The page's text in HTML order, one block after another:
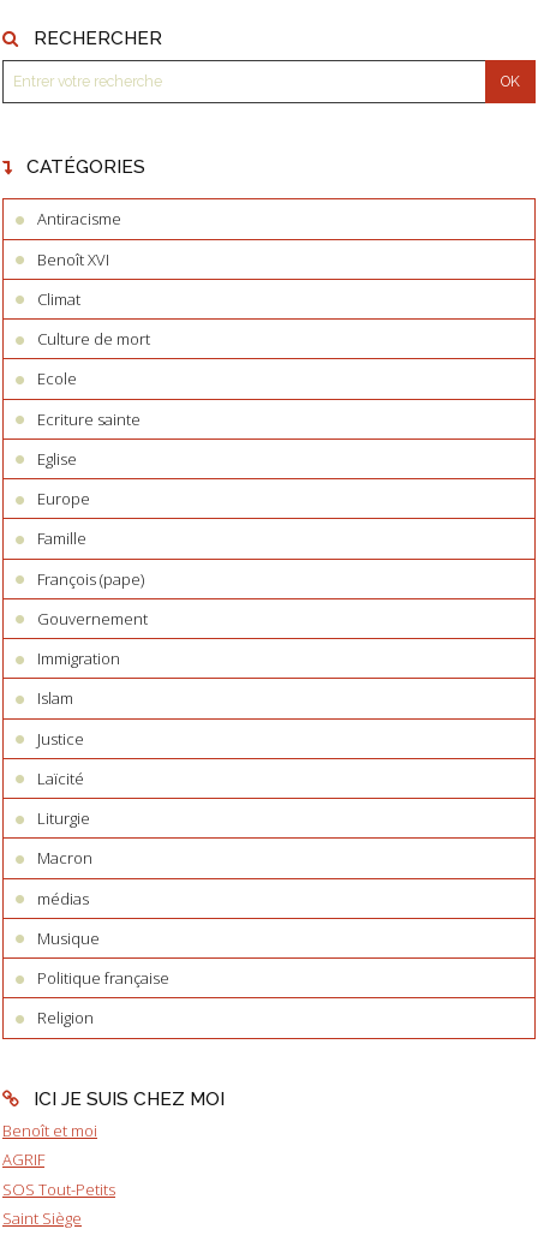
RECHERCHER
CATÉGORIES
Antiracisme
Benoît XVI
Climat
Culture de mort
Ecole
Ecriture sainte
Eglise
Europe
Famille
François (pape)
Gouvernement
Immigration
Islam
Justice
Laïcité
Liturgie
Macron
médias
Musique
Politique française
Religion
ICI JE SUIS CHEZ MOI
Benoît et moi
AGRIF
SOS Tout-Petits
Saint Siège